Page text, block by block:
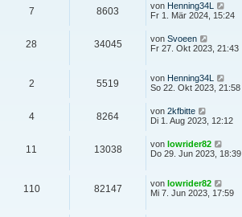
7 8603 von Henning34L
Fr 1. Mär 2024, 15:24
28 34045 von Svoeen
Fr 27. Okt 2023, 21:43
2 5519 von Henning34L
So 22. Okt 2023, 21:58
4 8264 von 2kfbitte
Di 1. Aug 2023, 12:12
11 13038 von lowrider82
Do 29. Jun 2023, 18:39
110 82147 von lowrider82
Mi 7. Jun 2023, 17:59